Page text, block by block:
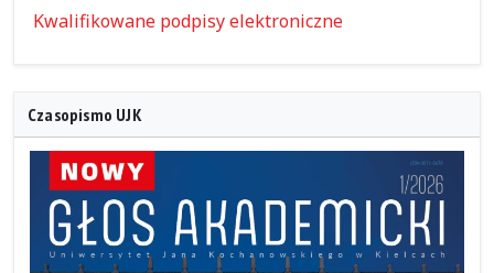
Kwalifikowane podpisy elektroniczne
Czasopismo UJK